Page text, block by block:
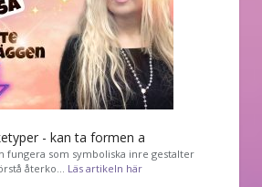
- kan ta formen a
fungera som symboliska inre gestalter
återko… Läs artikeln här